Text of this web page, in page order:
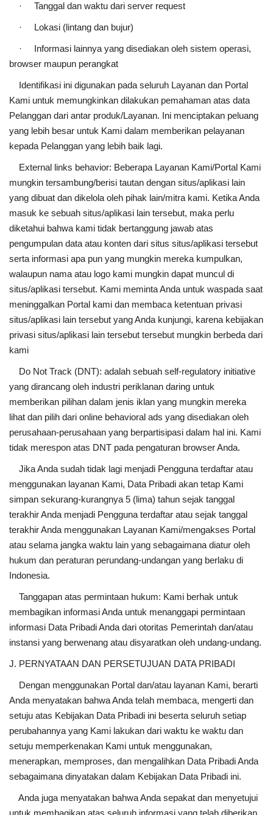
· Tanggal dan waktu dari server request
· Lokasi (lintang dan bujur)
· Informasi lainnya yang disediakan oleh sistem operasi,
browser maupun perangkat
Identifikasi ini digunakan pada seluruh Layanan dan Portal
Kami untuk memungkinkan dilakukan pemahaman atas data
Pelanggan dari antar produk/Layanan. Ini menciptakan peluang
yang lebih besar untuk Kami dalam memberikan pelayanan
kepada Pelanggan yang lebih baik lagi.
External links behavior: Beberapa Layanan Kami/Portal Kami
mungkin tersambung/berisi tautan dengan situs/aplikasi lain
yang dibuat dan dikelola oleh pihak lain/mitra kami. Ketika Anda
masuk ke sebuah situs/aplikasi lain tersebut, maka perlu
diketahui bahwa kami tidak bertanggung jawab atas
pengumpulan data atau konten dari situs situs/aplikasi tersebut
serta informasi apa pun yang mungkin mereka kumpulkan,
walaupun nama atau logo kami mungkin dapat muncul di
situs/aplikasi tersebut. Kami meminta Anda untuk waspada saat
meninggalkan Portal kami dan membaca ketentuan privasi
situs/aplikasi lain tersebut yang Anda kunjungi, karena kebijakan
privasi situs/aplikasi lain tersebut tersebut mungkin berbeda dari
kami
Do Not Track (DNT): adalah sebuah self-regulatory initiative
yang dirancang oleh industri periklanan daring untuk
memberikan pilihan dalam jenis iklan yang mungkin mereka
lihat dan pilih dari online behavioral ads yang disediakan oleh
perusahaan-perusahaan yang berpartisipasi dalam hal ini. Kami
tidak merespon atas DNT pada pengaturan browser Anda.
Jika Anda sudah tidak lagi menjadi Pengguna terdaftar atau
menggunakan layanan Kami, Data Pribadi akan tetap Kami
simpan sekurang-kurangnya 5 (lima) tahun sejak tanggal
terakhir Anda menjadi Pengguna terdaftar atau sejak tanggal
terakhir Anda menggunakan Layanan Kami/mengakses Portal
atau selama jangka waktu lain yang sebagaimana diatur oleh
hukum dan peraturan perundang-undangan yang berlaku di
Indonesia.
Tanggapan atas permintaan hukum: Kami berhak untuk
membagikan informasi Anda untuk menanggapi permintaan
informasi Data Pribadi Anda dari otoritas Pemerintah dan/atau
instansi yang berwenang atau disyaratkan oleh undang-undang.
J. PERNYATAAN DAN PERSETUJUAN DATA PRIBADI
Dengan menggunakan Portal dan/atau layanan Kami, berarti
Anda menyatakan bahwa Anda telah membaca, mengerti dan
setuju atas Kebijakan Data Pribadi ini beserta seluruh setiap
perubahannya yang Kami lakukan dari waktu ke waktu dan
setuju memperkenakan Kami untuk menggunakan,
menerapkan, memproses, dan mengalihkan Data Pribadi Anda
sebagaimana dinyatakan dalam Kebijakan Data Pribadi ini.
Anda juga menyatakan bahwa Anda sepakat dan menyetujui
untuk membagikan atas seluruh informasi yang telah diberikan